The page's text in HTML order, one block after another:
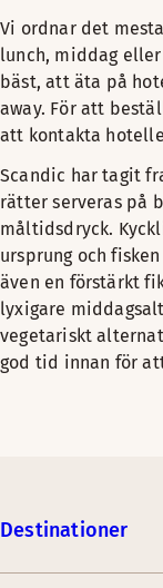
Vi ordnar det
lunch, middag
bäst, att äta på
away. För att
att kontakta
Scandic har tagit
rätter serveras på
måltidsdryck.​
ursprung och
även en förstärkt
lyxigare
vegetariskt
god tid innan för
Destinationer